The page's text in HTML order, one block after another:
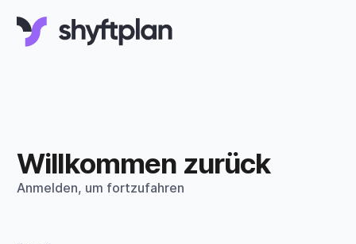
Willkommen zurück
Anmelden, um fortzufahren